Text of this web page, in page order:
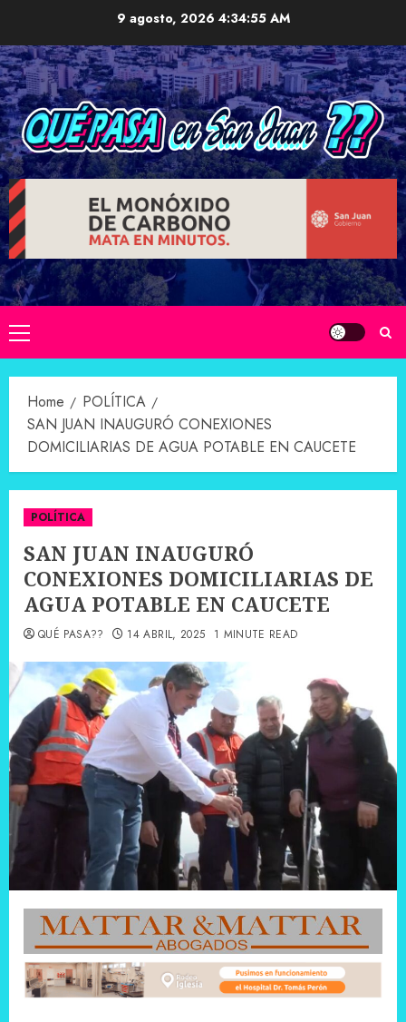
content
9 agosto, 2026 4:34:57 AM
Primary
Menu
Home
POLÍTICA
SAN JUAN INAUGURÓ CONEXIONES
DOMICILIARIAS DE AGUA POTABLE EN CAUCETE
POLÍTICA
SAN JUAN INAUGURÓ
CONEXIONES DOMICILIARIAS DE
AGUA POTABLE EN CAUCETE
QUÉ PASA?? 14 ABRIL, 2025 1 MINUTE READ